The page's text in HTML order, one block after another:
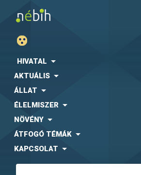
HIVATAL
AKTUÁLIS
ÁLLAT
ÉLELMISZER
NÖVÉNY
ÁTFOGÓ TÉMÁK
KAPCSOLAT